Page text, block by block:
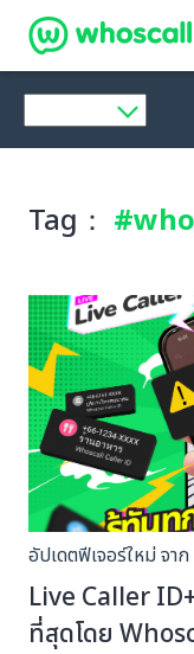
Tag：
อัปเดตฟีเจอร์ใหม่ จา
Live Caller
ที่สุดโดย